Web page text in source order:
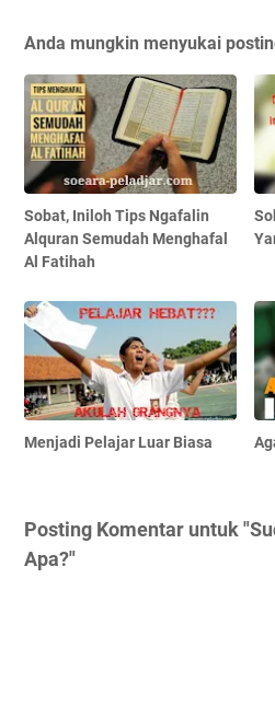
Anda mungkin menyukai
Sobat, Iniloh Tips Ngafalin
Alquran Semudah Menghafal
Al Fatihah
Menjadi Pelajar Luar Biasa
Posting Komentar untuk
Apa?"